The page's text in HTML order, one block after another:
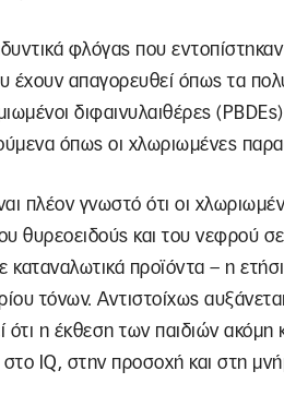
φλόγας που
έχουν απαγορευθεί όπως τα
διφαινυλαιθέρες
όπως οι χλωριωμένες
πλέον γνωστό ότι οι
θυρεοειδούς και του νεφρού
καταναλωτικά προϊόντα – η
τόνων. Αντιστοίχως
ότι η έκθεση των παιδιών ακόμη
ΙQ, στην προσοχή και στη